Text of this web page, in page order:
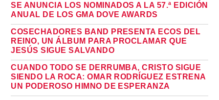
SE ANUNCIA LOS NOMINADOS A LA 57.ª EDICIÓN
ANUAL DE LOS GMA DOVE AWARDS
COSECHADORES BAND PRESENTA ECOS DEL
REINO, UN ÁLBUM PARA PROCLAMAR QUE
JESÚS SIGUE SALVANDO
CUANDO TODO SE DERRUMBA, CRISTO SIGUE
SIENDO LA ROCA: OMAR RODRÍGUEZ ESTRENA
UN PODEROSO HIMNO DE ESPERANZA